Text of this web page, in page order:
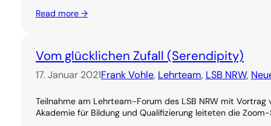
Read more →
Vom glücklichen Zufall (Serendipity)
17. Januar 2021Frank Vohle, Lehrteam, LSB NRW,
Teilnahme am Lehrteam-Forum des LSB NRW mit
Akademie für Bildung und Qualifizierung leiteten die